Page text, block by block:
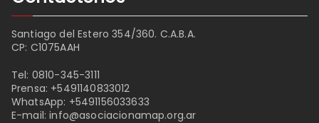
Santiago del Estero 354/360. C.A.B.A.
CP: C1075AAH
Tel: 0810-345-3111
Prensa: +5491140833012
WhatsApp: +5491156033633
E-mail:info@asociacionamap.org.ar